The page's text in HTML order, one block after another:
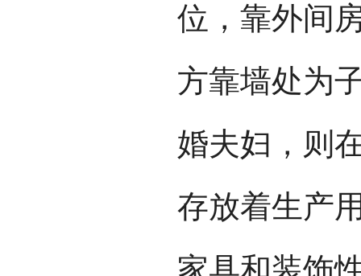
位，靠外间
方靠墙处为
婚夫妇，则
存放着生产